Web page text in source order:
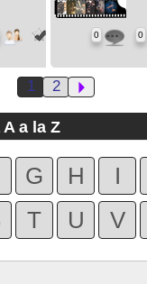
0 0
1 2
A a la Z
G H
I
T U V